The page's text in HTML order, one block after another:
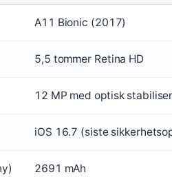
A11 Bionic (2017)
5,5 tommer Retina HD
12 MP med optisk
iOS 16.7 (siste
2691 mAh